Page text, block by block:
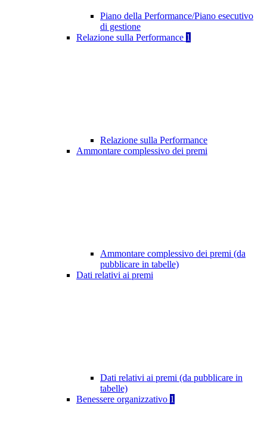
Piano della Performance/Piano esecutivo
di gestione
Relazione sulla Performance 1
Relazione sulla Performance
Ammontare complessivo dei premi
Ammontare complessivo dei premi (da
pubblicare in tabelle)
Dati relativi ai premi
Dati relativi ai premi (da pubblicare in
tabelle)
Benessere organizzativo 1